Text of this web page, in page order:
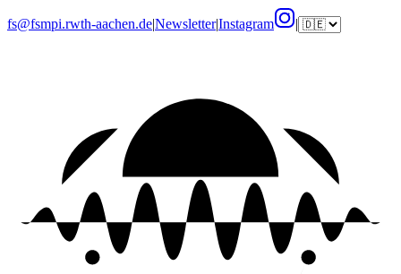
fs@fsmpi.rwth-aachen.de|Newsletter|Instagram |